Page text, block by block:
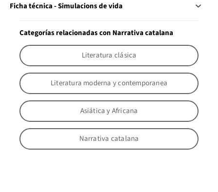
Ficha técnica - Simulacions de vida
Categorías relacionadas con Narrativa catalana
Literatura clásica
Literatura moderna y contemporanea
Asiática y Africana
Narrativa catalana